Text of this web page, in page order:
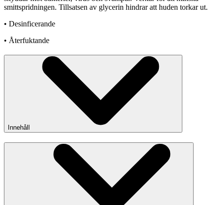
smittspridningen. Tillsatsen av glycerin hindrar att huden torkar ut.
• Desinficerande
• Återfuktande
Innehåll